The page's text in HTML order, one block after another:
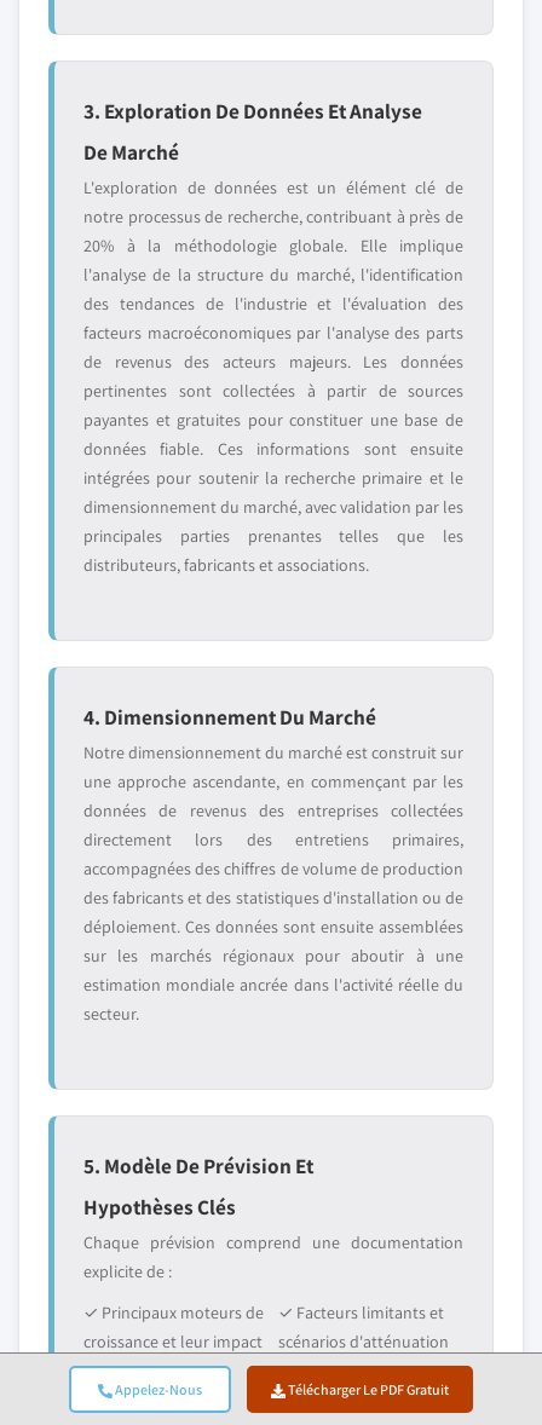
Appelez-Nous Télécharger Le PDF Gratuit
3. Exploration De Données Et Analyse
De Marché
L'exploration de données est un élément clé de
notre processus de recherche, contribuant à près de
20% à la méthodologie globale. Elle implique
l'analyse de la structure du marché, l'identification
des tendances de l'industrie et l'évaluation des
facteurs macroéconomiques par l'analyse des parts
de revenus des acteurs majeurs. Les données
pertinentes sont collectées à partir de sources
payantes et gratuites pour constituer une base de
données fiable. Ces informations sont ensuite
intégrées pour soutenir la recherche primaire et le
dimensionnement du marché, avec validation par les
principales parties prenantes telles que les
distributeurs, fabricants et associations.
4. Dimensionnement Du Marché
Notre dimensionnement du marché est construit sur
une approche ascendante, en commençant par les
données de revenus des entreprises collectées
directement lors des entretiens primaires,
accompagnées des chiffres de volume de production
des fabricants et des statistiques d'installation ou de
déploiement. Ces données sont ensuite assemblées
sur les marchés régionaux pour aboutir à une
estimation mondiale ancrée dans l'activité réelle du
secteur.
5. Modèle De Prévision Et
Hypothèses Clés
Chaque prévision comprend une documentation
explicite de :
✓ Principaux moteurs de
croissance et leur impact
supposé
✓ Facteurs limitants et
scénarios d'atténuation
✓ Hypothèses ✓ Paramètre de la